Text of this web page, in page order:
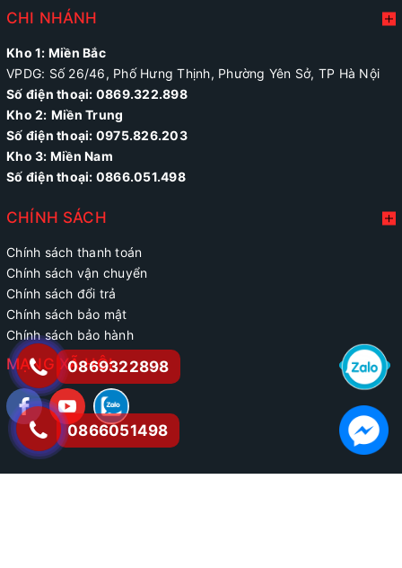
CHI NHÁNH
Kho 1: Miền Bắc
VPDG: Số 26/46, Phố Hưng Thịnh, Phường Yên Sở, TP Hà Nội
Số điện thoại: 0869.322.898
Kho 2: Miền Trung
Số điện thoại: 0975.826.203
Kho 3: Miền Nam
Số điện thoại: 0866.051.498
CHÍNH SÁCH
Chính sách thanh toán
Chính sách vận chuyển
Chính sách đổi trả
Chính sách bảo mật
Chính sách bảo hành
MẠNG XÃ HỘI
0866051498
0869322898